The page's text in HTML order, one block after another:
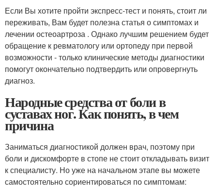
Если Вы хотите пройти экспресс-тест и понять, стоит ли
переживать, Вам будет полезна статья о симптомах и
лечении остеоартроза . Однако лучшим решением будет
обращение к ревматологу или ортопеду при первой
возможности - только клинические методы диагностики
помогут окончательно подтвердить или опровергнуть
диагноз.
Народные средства от боли в
суставах ног. Как понять, в чем
причина
Заниматься диагностикой должен врач, поэтому при
боли и дискомфорте в стопе не стоит откладывать визит
к специалисту. Но уже на начальном этапе вы можете
самостоятельно сориентироваться по симптомам: